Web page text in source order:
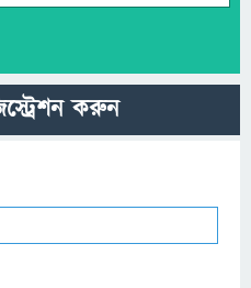
করুন